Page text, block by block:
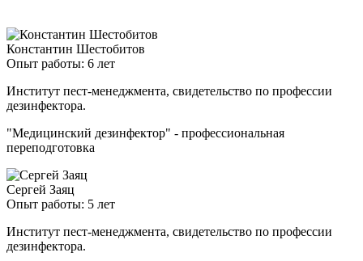
Константин Шестобитов
Опыт работы: 6 лет
Институт пест-менеджмента, свидетельство по профессии
дезинфектора.
"Медицинский дезинфектор" - профессиональная
переподготовка
Сергей Заяц
Опыт работы: 5 лет
Институт пест-менеджмента, свидетельство по профессии
дезинфектора.